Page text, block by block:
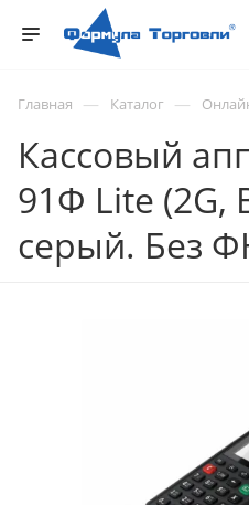
Главная — Каталог —
Кассовый
91Ф Lite (2G,
серый. Без